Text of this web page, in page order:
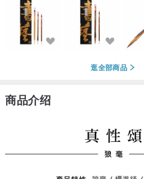
逛全部商品
商品介绍